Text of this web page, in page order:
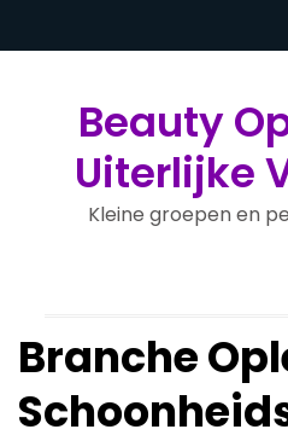
Beauty
Uiterlijke
Kleine groepen en
Branche